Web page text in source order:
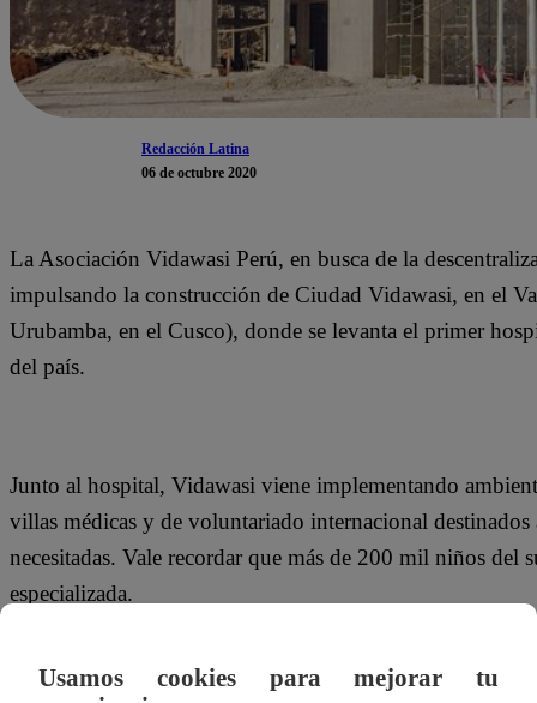
Redacción Latina
06 de octubre 2020
La Asociación Vidawasi Perú, en busca de la
impulsando la construcción de Ciudad Vidawasi, en el
Urubamba, en el Cusco), donde se levanta el primer
del país.
Junto al hospital, Vidawasi viene implementando
villas médicas y de voluntariado internacional
necesitadas. Vale recordar que más de 200 mil niños del
especializada.
Usamos cookies para mejorar tu